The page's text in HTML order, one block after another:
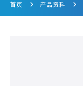
首页 产品资料